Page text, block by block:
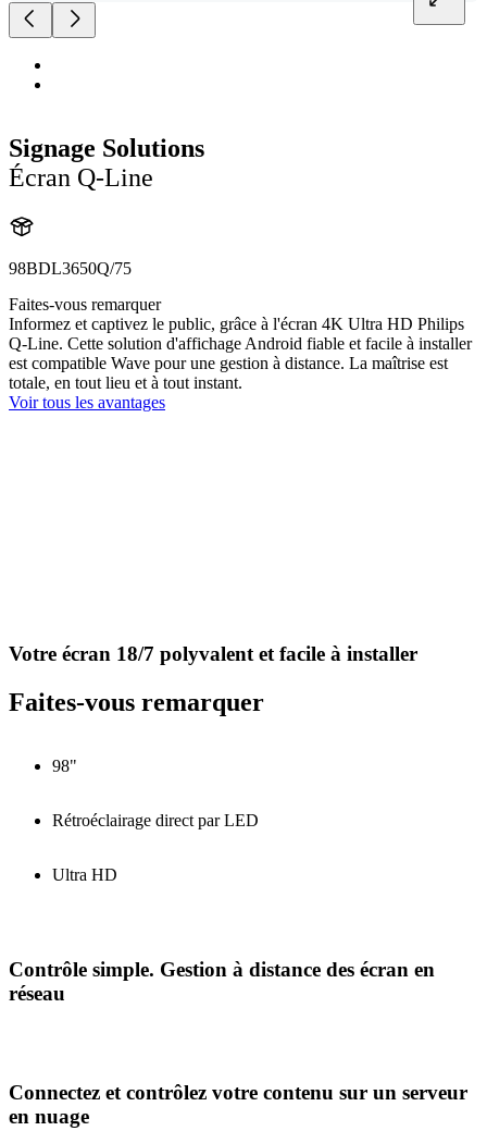
Signage Solutions
Écran Q-Line
98BDL3650Q/75
Faites-vous remarquer
Informez et captivez le public, grâce à l'écran 4K Ultra HD Philips
Q-Line. Cette solution d'affichage Android fiable et facile à installer
est compatible Wave pour une gestion à distance. La maîtrise est
totale, en tout lieu et à tout instant.
Voir tous les avantages
Votre écran 18/7 polyvalent et facile à installer
Faites-vous remarquer
98"
Rétroéclairage direct par LED
Ultra HD
Contrôle simple. Gestion à distance des écran en
réseau
Connectez et contrôlez votre contenu sur un serveur
en nuage